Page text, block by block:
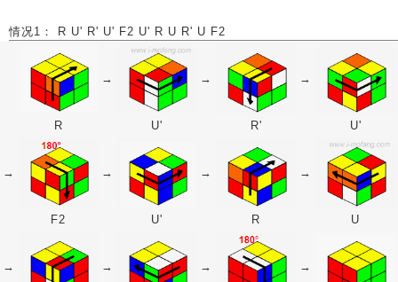
情况1： R U' R' U' F2 U' R U R' U F2
→ → →
R U' R' U'
→ → → →
F2 U' R U
→ → → →